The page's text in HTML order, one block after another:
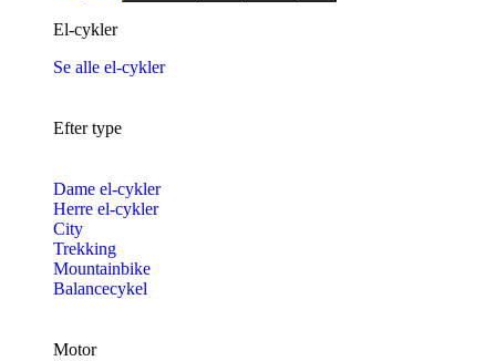
El-cykler
Se alle el-cykler
Efter type
Dame el-cykler
Herre el-cykler
City
Trekking
Mountainbike
Balancecykel
Motor